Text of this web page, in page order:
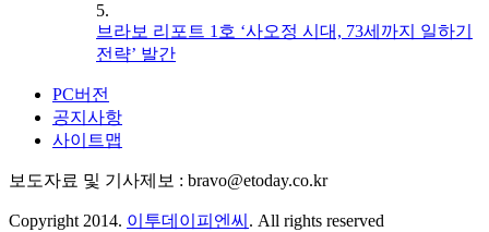
5.
브라보 리포트 1호 ‘사오정 시대, 73세까지 일하기
전략’ 발간
PC버전
공지사항
사이트맵
보도자료 및 기사제보 : bravo@etoday.co.kr
Copyright 2014. 이투데이피엔씨 . All rights reserved